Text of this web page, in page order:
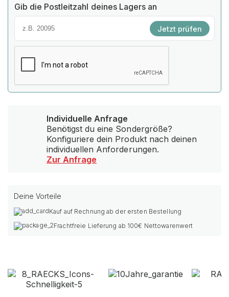
Gib die Postleitzahl deines Lagers an
Jetzt prüfen
Individuelle Anfrage
Benötigst du eine Sondergröße?
Konfiguriere dein Produkt nach deinen
individuellen Anforderungen.
Zur Anfrage
Deine Vorteile
Kauf auf Rechnung ab der ersten Bestellung
Frachtfreie Lieferung ab 100€ Nettowarenwert